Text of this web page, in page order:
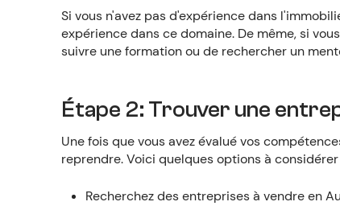
Si vous n'avez pas d'expérience dans
expérience dans ce domaine. De même, si
suivre une formation ou de rechercher un
Étape 2: Trouver une
Une fois que vous avez évalué vos
reprendre. Voici quelques options à considérer
Recherchez des entreprises à vendre en